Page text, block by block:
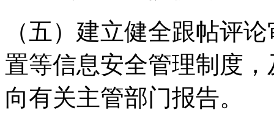
（五）建立健全跟帖评
置等信息安全管理制度
向有关主管部门报告。